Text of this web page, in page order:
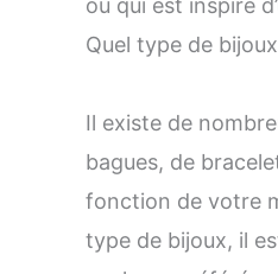
ou qui est inspiré
Quel type de
Il existe de
bagues, de
fonction de votre
type de bijoux, il